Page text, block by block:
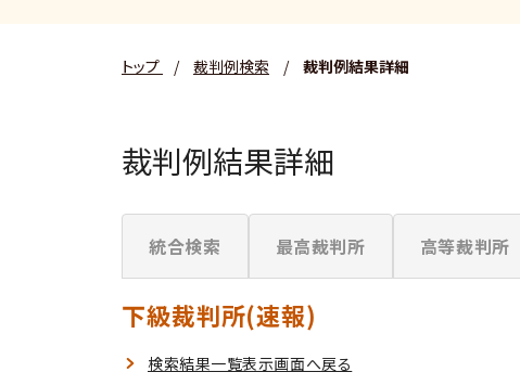
トップ / 裁判例検索 / 裁判例結果詳細
裁判例結果詳細
統合検索 最高裁判所 高等裁判所
下級裁判所(速報)
検索結果一覧表示画面へ戻る